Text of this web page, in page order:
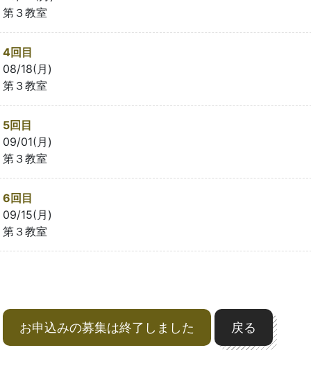
第３教室
4回目
08/18(月)
第３教室
5回目
09/01(月)
第３教室
6回目
09/15(月)
第３教室
お申込みの募集は終了しました 戻る